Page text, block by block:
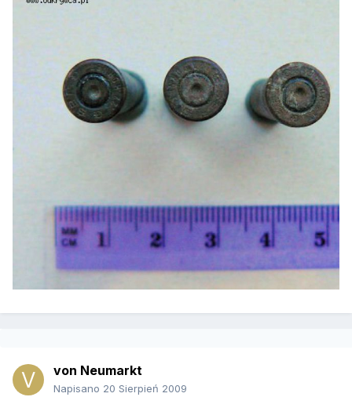
von Neumarkt
Napisano 20 Sierpień 2009